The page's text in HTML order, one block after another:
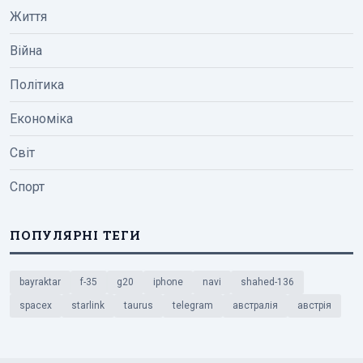
Життя
Війна
Політика
Економіка
Світ
Спорт
ПОПУЛЯРНІ ТЕГИ
bayraktar f-35 g20 iphone navi shahed-136
spacex starlink taurus telegram австралія австрія